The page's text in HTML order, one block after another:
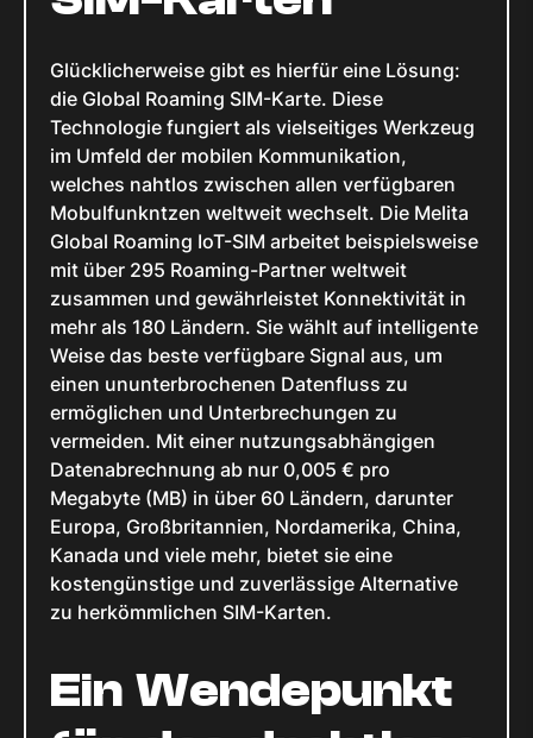
Glücklicherweise gibt es hierfür eine Lösung:
die Global Roaming SIM-Karte. Diese
Technologie fungiert als vielseitiges Werkzeug
im Umfeld der mobilen Kommunikation,
welches nahtlos zwischen allen verfügbaren
Mobulfunkntzen weltweit wechselt. Die Melita
Global Roaming IoT-SIM arbeitet beispielsweise
mit über 295 Roaming-Partner weltweit
zusammen und gewährleistet Konnektivität in
mehr als 180 Ländern. Sie wählt auf intelligente
Weise das beste verfügbare Signal aus, um
einen ununterbrochenen Datenfluss zu
ermöglichen und Unterbrechungen zu
vermeiden. Mit einer nutzungsabhängigen
Datenabrechnung ab nur 0,005 € pro
Megabyte (MB) in über 60 Ländern, darunter
Europa, Großbritannien, Nordamerika, China,
Kanada und viele mehr, bietet sie eine
kostengünstige und zuverlässige Alternative
zu herkömmlichen SIM-Karten.
Ein Wendepunkt